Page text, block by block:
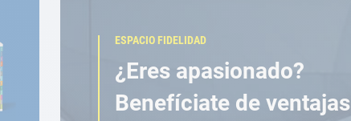
ESPACIO FIDELIDAD
¿Eres apasionado?
Benefíciate de ventajas